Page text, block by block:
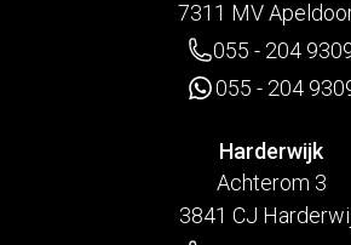
7311 MV
055 - 204
055 - 204
Harderwijk
Achterom 3
3841 CJ